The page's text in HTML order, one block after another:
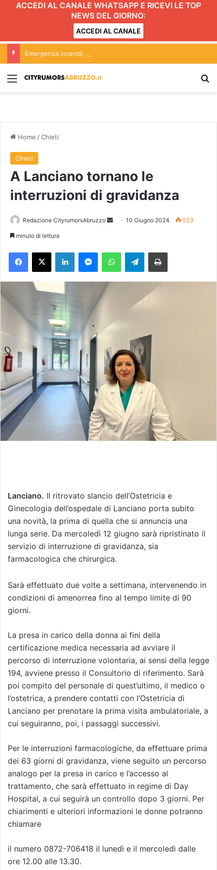
ACCEDI AL CANALE WHATSAPP E RICEVI LE TOP
NEWS DEL GIORNO:
ACCEDI AL CANALE
Menu
Home /Chieti
Chieti
A Lanciano tornano le
interruzioni di gravidanza
Redazione CityrumorsAbruzzo
a
m
l
10 Giugno 2024 533
minuto di lettura
Telegram
Lanciano. Il ritrovato slancio dell’Ostetricia e
Ginecologia dell’ospedale di Lanciano porta subito
una novità, la prima di quella che si annuncia una
lunga serie. Da mercoledì 12 giugno sarà ripristinato il
servizio di interruzione di gravidanza, sia
farmacologica che chirurgica.
Sarà effettuato due volte a settimana, intervenendo in
condizioni di amenorrea fino al tempo limite di 90
giorni.
La presa in carico della donna ai fini della
certificazione medica necessaria ad avviare il
percorso di interruzione volontaria, ai sensi della legge
194, avviene presso il Consultorio di riferimento. Sarà
poi compito del personale di quest’ultimo, il medico o
l’ostetrica, a prendere contatti con l’Ostetricia di
Lanciano per prenotare la prima visita ambulatoriale, a
cui seguiranno, poi, i passaggi successivi.
Per le interruzioni farmacologiche, da effettuare prima
dei 63 giorni di gravidanza, viene seguito un percorso
analogo per la presa in carico e l’accesso al
trattamento, che sarà effettuato in regime di Day
Hospital, a cui seguirà un controllo dopo 3 giorni. Per
chiarimenti e ulteriori informazioni le donne potranno
chiamare
il numero 0872-706418 il lunedì e il mercoledì dalle
ore 12.00 alle 13.30.